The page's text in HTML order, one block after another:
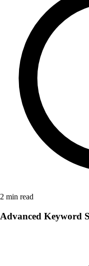
2 min read
Advanced Keyword